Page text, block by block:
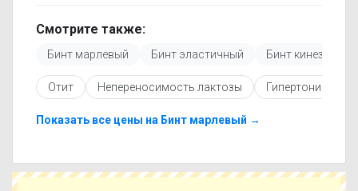
средней растяжимости, с застежкой по
минимальной цене. Информация о стоимости
регулярно обновляется, поэтому вы видите
только актуальные данные.
Перед покупкой рекомендуется ознакомиться с
противопоказаниями. При необходимости вы
растяжимости, с застежкой с похожим
Смотрите также:
Бинт марлевый Бинт эластичный Бинт кинезио
Отит Непереносимость лактозы
Показать все цены на Бинт марлевый →